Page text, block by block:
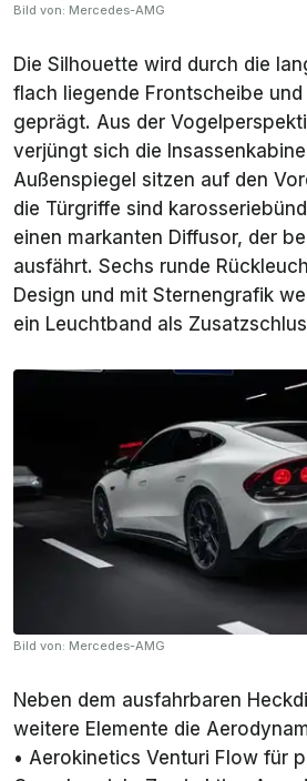
Bild von: Mercedes-AMG
Die Silhouette wird durch die
flach liegende Frontscheibe
geprägt. Aus der
verjüngt sich die
Außenspiegel sitzen auf den
die Türgriffe sind
einen markanten Diffusor, der
ausfährt. Sechs runde
Design und mit Sternengrafik
ein Leuchtband als
Bild von: Mercedes-AMG
Neben dem ausfahrbaren
weitere Elemente die
• Aerokinetics Venturi Flow für